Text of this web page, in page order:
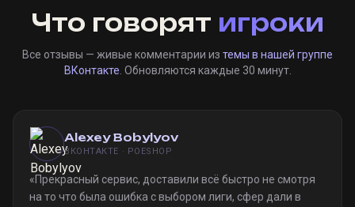
Что говорят игроки
Все отзывы — живые комментарии из темы в нашей группе
ВКонтакте . Обновляются каждые 30 минут.
Alexey Bobylyov
ВКОНТАКТЕ · POESHOP
«Прекрасный сервис, доставили всё быстро не смотря
на то что была ошибка с выбором лиги, сфер дали в